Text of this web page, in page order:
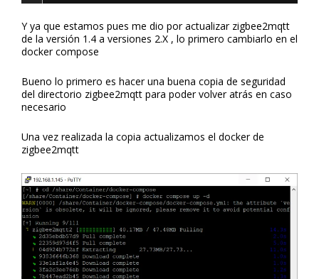
Y ya que estamos pues me dio por actualizar zigbee2mqtt
de la versión 1.4 a versiones 2.X , lo primero cambiarlo en el
docker compose
Bueno lo primero es hacer una buena copia de seguridad
del directorio zigbee2mqtt para poder volver atrás en caso
necesario
Una vez realizada la copia actualizamos el docker de
zigbee2mqtt